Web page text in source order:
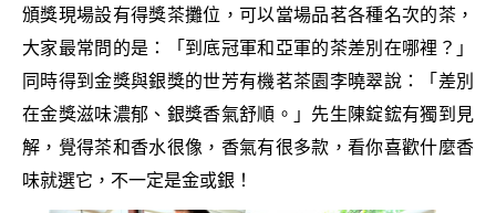
頒獎現場設有得獎茶攤位，可以當場品茗各種名次的茶，
大家最常問的是：「到底冠軍和亞軍的茶差別在哪裡？」
同時得到金獎與銀獎的世芳有機茗茶園李曉翠說：「差別
在金獎滋味濃郁、銀獎香氣舒順。」先生陳錠鋐有獨到見
解，覺得茶和香水很像，香氣有很多款，看你喜歡什麼香
味就選它，不一定是金或銀！